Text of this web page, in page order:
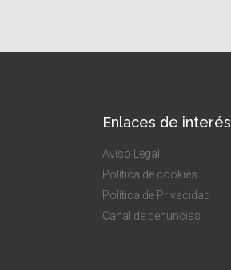
Enlaces de interés
Aviso Legal
Política de cookies
Política de Privacidad
Canal de denuncias